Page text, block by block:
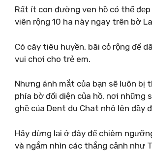
Rất ít con đường ven hồ có thể
viên rộng 10 ha này ngay trên bờ
Có cây tiêu huyền, bãi cỏ rộng để
vui chơi cho trẻ em.
Nhưng ánh mắt của bạn sẽ luôn bị
phía bờ đối diện của hồ, nơi những
ghề của Dent du Chat nhô lên đầy
Hãy dừng lại ở đây để chiêm
và ngắm nhìn các thắng cảnh như